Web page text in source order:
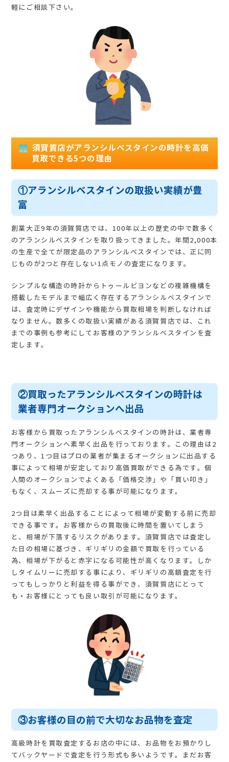
軽にご相談下さい。
須賀質店がアランシルベスタインの時計を高価
買取できる5つの理由
①アランシルベスタインの取扱い実績が豊
富
創業大正9年の須賀質店では、100年以上の歴史の中で数多く
のアランシルベスタインを取り扱ってきました。年間2,000本
の生産で全てが限定品のアランシルベスタインでは、正に同
じものが2つと存在しない1点モノの査定になります。
シンプルな構造の時計からトゥールビヨンなどの複雑機構を
搭載したモデルまで幅広く存在するアランシルベスタインで
は、査定時にデザインや機能から買取相場を判断しなければ
なりません。数多くの取扱い実績がある須賀質店では、これ
までの事例も参考にしてお客様のアランシルベスタインを査
定します。
②買取ったアランシルベスタインの時計は
業者専門オークションへ出品
お客様から買取ったアランシルベスタインの時計は、業者専
門オークションへ素早く出品を行っております。この理由は2
つあり、1つ目はプロの業者が集まるオークションに出品する
事によって相場が安定しており高価買取ができる為です。個
人間のオークションでよくある「価格交渉」や「買い叩き」
もなく、スムーズに売却する事が可能になります。
2つ目は素早く出品することによって相場が変動する前に売却
できる事です。お客様からの買取後に時間を置いてしまう
と、相場が下落するリスクがあります。須賀質店では査定し
た日の相場に基づき、ギリギリの金額で買取を行っている
為、相場が下がると赤字になる可能性が高くなります。しか
しタイムリーに売却する事により、ギリギリの高額査定を行
ってもしっかりと利益を得る事ができ、須賀質店にとって
も・お客様にとっても良い取引が可能になります。
③お客様の目の前で大切なお品物を査定
高級時計を買取査定するお店の中には、お品物をお預かりし
てバックヤードで査定を行う形式も多いようです。まだお客